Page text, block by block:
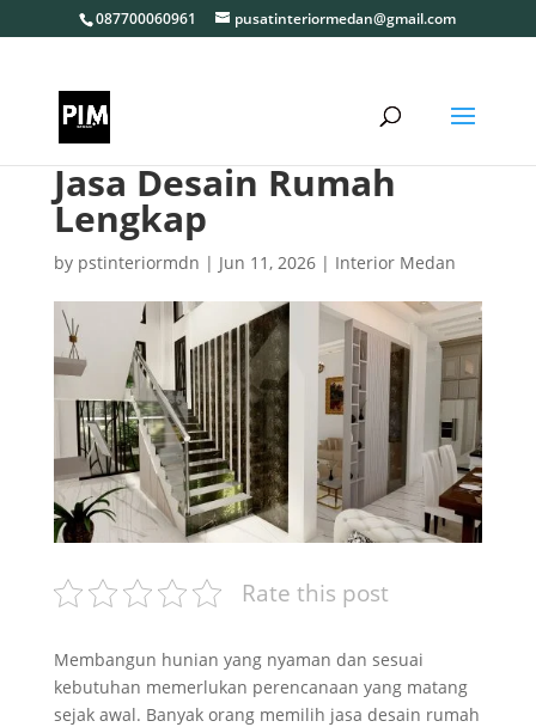
087700060961 pusatinteriormedan@gmail.com
Jasa Desain Rumah
Lengkap
by pstinteriormdn | Jun 11, 2026| Interior Medan
Rate this post
Membangun hunian yang nyaman dan sesuai
kebutuhan memerlukan perencanaan yang matang
sejak awal. Banyak orang memilih jasa desain rumah